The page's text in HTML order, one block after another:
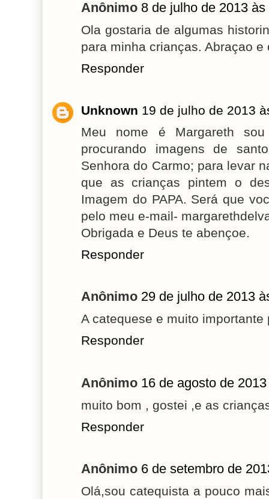
Anônimo 8 de julho de 2013 às
Ola gostaria de algumas
para minha crianças. Abraçao e
Responder
Unknown 19 de julho de 2013
Meu nome é Margareth
procurando imagens de
Senhora do Carmo; para levar
que as crianças pintem o
Imagem do PAPA. Será que
pelo meu e-mail-
Obrigada e Deus te abençoe.
Responder
Anônimo 29 de julho de 2013
A catequese e muito
Responder
Anônimo 16 de agosto de
muito bom , gostei ,e as
Responder
Anônimo 6 de setembro de
Olá,sou catequista a pouco